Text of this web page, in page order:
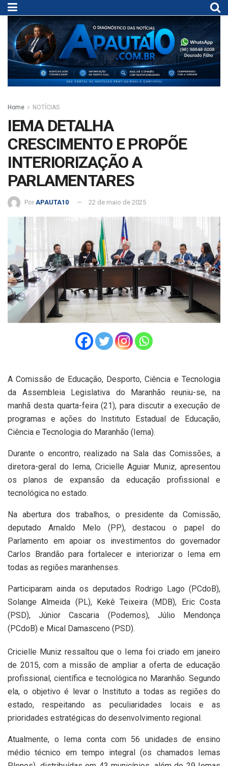
Home NOTÍCIAS
IEMA DETALHA
CRESCIMENTO E PROPÕE
INTERIORIZAÇÃO A
PARLAMENTARES
Por APAUTA10 22 de maio de 2025
A Comissão de Educação, Desporto, Ciência e Tecnologia
da Assembleia Legislativa do Maranhão reuniu-se, na
manhã desta quarta-feira (21), para discutir a execução de
programas e ações do Instituto Estadual de Educação,
Ciência e Tecnologia do Maranhão (Iema).
Durante o encontro, realizado na Sala das Comissões, a
diretora-geral do Iema, Cricielle Aguiar Muniz, apresentou
os planos de expansão da educação profissional e
tecnológica no estado.
Na abertura dos trabalhos, o presidente da Comissão,
deputado Arnaldo Melo (PP), destacou o papel do
Parlamento em apoiar os investimentos do governador
Carlos Brandão para fortalecer e interiorizar o Iema em
todas as regiões maranhenses.
Participaram ainda os deputados Rodrigo Lago (PCdoB),
Solange Almeida (PL), Kekê Teixeira (MDB), Eric Costa
(PSD), Júnior Cascaria (Podemos), Júlio Mendonça
(PCdoB) e Mical Damasceno (PSD).
Cricielle Muniz ressaltou que o Iema foi criado em janeiro
de 2015, com a missão de ampliar a oferta de educação
profissional, científica e tecnológica no Maranhão. Segundo
ela, o objetivo é levar o Instituto a todas as regiões do
estado, respeitando as peculiaridades locais e as
prioridades estratégicas do desenvolvimento regional.
Atualmente, o Iema conta com 56 unidades de ensino
médio técnico em tempo integral (os chamados Iemas